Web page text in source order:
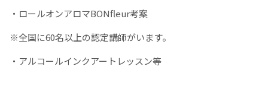
・ロールオンアロマBONfleur考案
※全国に60名以上の認定講師がいます。
・アルコールインクアートレッスン等